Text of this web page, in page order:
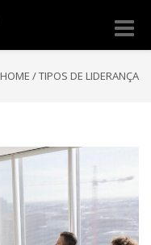
Toggle
HOME /TIPOS DE LIDERANÇA